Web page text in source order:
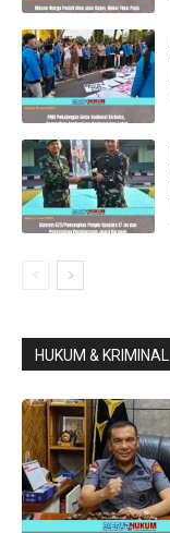
HUKUM & KRIMINAL